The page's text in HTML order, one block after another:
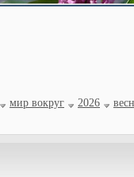
мир вокруг 2026